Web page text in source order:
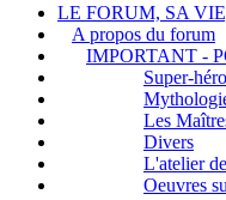
LE FORUM, SA
A propos du forum
IMPORTANT -
Super-
Les
Divers
L'atelier
Oeuvres